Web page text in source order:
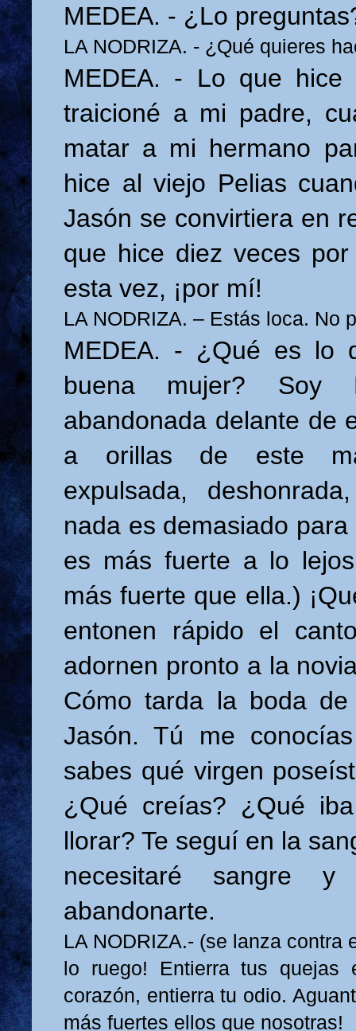
MEDEA. - ¿Lo
LA NODRIZA. - ¿Qué quieres
MEDEA. - Lo que hice
traicioné a mi padre,
matar a mi hermano
hice al viejo Pelias
Jasón se convirtiera en
que hice diez veces
esta vez, ¡por mí!
LA NODRIZA. – Estás loca. No
MEDEA. - ¿Qué es lo
buena mujer? Soy
abandonada delante de
a orillas de este
expulsada,
nada es demasiado
es más fuerte a lo
más fuerte que ella.)
entonen rápido el
adornen pronto a la
Cómo tarda la boda de
Jasón. Tú me
sabes qué virgen
¿Qué creías? ¿Qué
llorar? Te seguí en la
necesitaré sangre y
abandonarte.
LA NODRIZA.- (se lanza contra
lo ruego! Entierra tus
corazón, entierra tu odio.
más fuertes ellos que nosotras!